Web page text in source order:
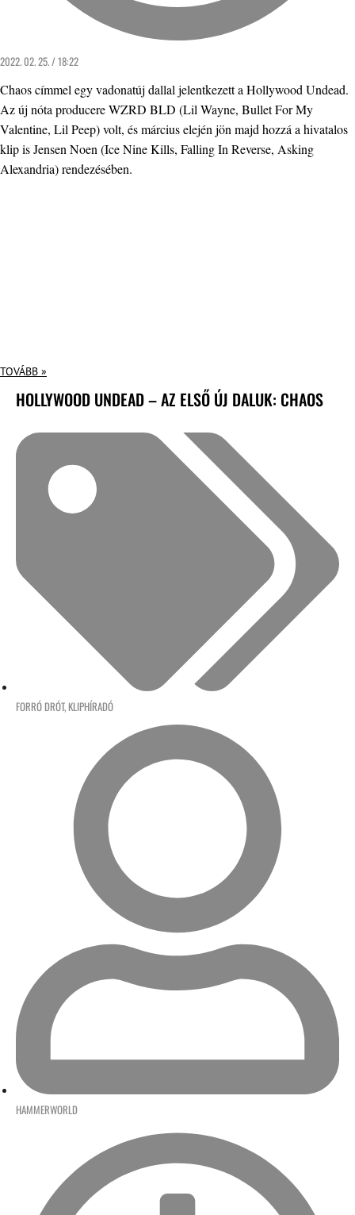
2022. 02. 25. / 18:22
Chaos címmel egy vadonatúj dallal jelentkezett a Hollywood Undead.
Az új nóta producere WZRD BLD (Lil Wayne, Bullet For My
Valentine, Lil Peep) volt, és március elején jön majd hozzá a hivatalos
klip is Jensen Noen (Ice Nine Kills, Falling In Reverse, Asking
Alexandria) rendezésében.
TOVÁBB »
HOLLYWOOD UNDEAD – AZ ELSŐ ÚJ DALUK: CHAOS
FORRÓ DRÓT, KLIPHÍRADÓ
HAMMERWORLD